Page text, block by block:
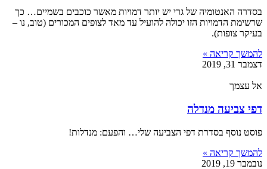
בסדרה האנטומיה של גרי יש יותר דמויות מאשר כוכבים בשמיים… כך
שרשימת הדמויות הזו יכולה להועיל עד מאד לצופים המכורים (טוב, נו –
בעיקר צופות).
להמשך קריאה »
דצמבר 31, 2019
אל עצמך
דפי צביעה מנדלה
פוסט נוסף בסדרת דפי הצביעה שלי… והפעם: מנדלות!
להמשך קריאה »
נובמבר 19, 2019